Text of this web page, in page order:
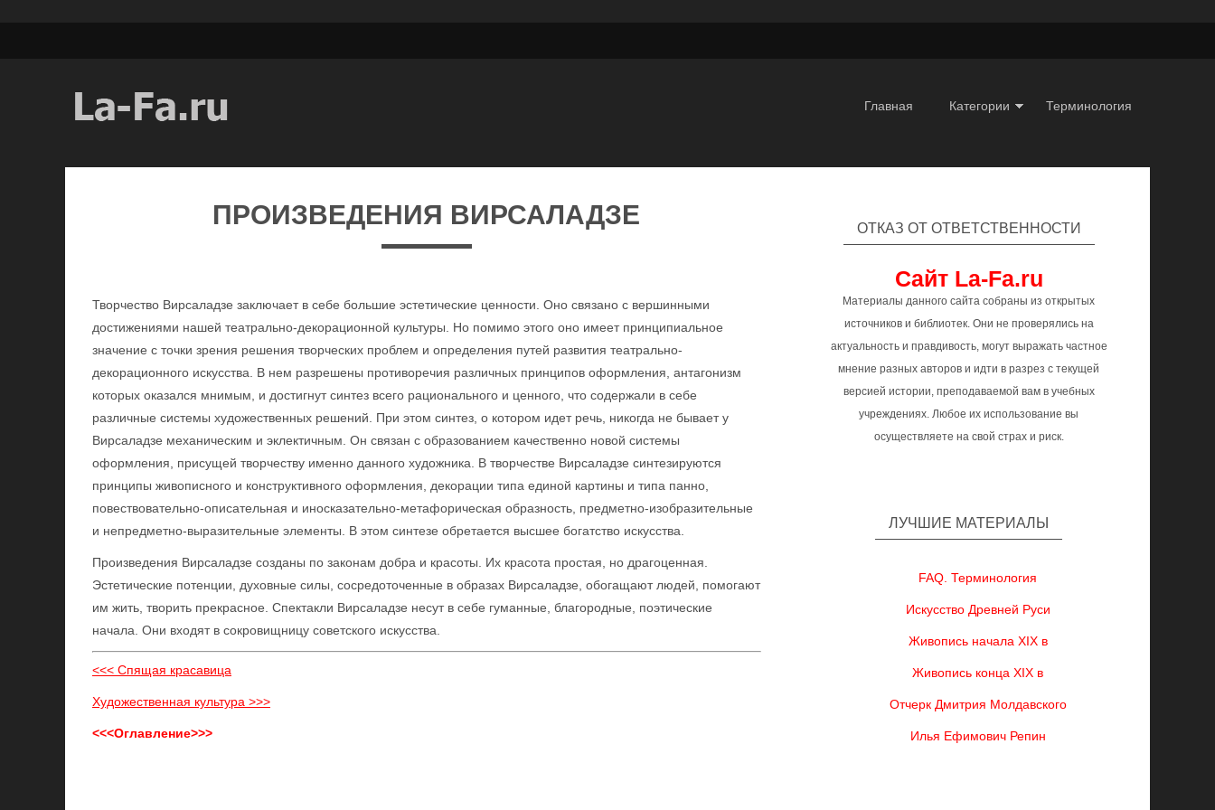
Главная Категории Терминология
ПРОИЗВЕДЕНИЯ ВИРСАЛАДЗЕ
Творчество Вирсаладзе заключает в себе большие эстетические ценности. Оно связано с вершинными
достижениями нашей театрально-декорационной культуры. Но помимо этого оно имеет принципиальное
значение с точки зрения решения творческих проблем и определения путей развития театрально-
декорационного искусства. В нем разрешены противоречия различных принципов оформления, антагонизм
которых оказался мнимым, и достигнут синтез всего рационального и ценного, что содержали в себе
различные системы художественных решений. При этом синтез, о котором идет речь, никогда не бывает у
Вирсаладзе механическим и эклектичным. Он связан с образованием качественно новой системы
оформления, присущей творчеству именно данного художника. В творчестве Вирсаладзе синтезируются
принципы живописного и конструктивного оформления, декорации типа единой картины и типа панно,
повествовательно-описательная и иносказательно-метафорическая образность, предметно-изобразительные
и непредметно-выразительные элементы. В этом синтезе обретается высшее богатство искусства.
Произведения Вирсаладзе созданы по законам добра и красоты. Их красота простая, но драгоценная.
Эстетические потенции, духовные силы, сосредоточенные в образах Вирсаладзе, обогащают людей, помогают
им жить, творить прекрасное. Спектакли Вирсаладзе несут в себе гуманные, благородные, поэтические
начала. Они входят в сокровищницу советского искусства.
<<< Спящая красавица
Художественная культура >>>
<<<Оглавление>>>
ОТКАЗ ОТ ОТВЕТСТВЕННОСТИ
Сайт La-Fa.ru
Материалы данного сайта собраны из открытых
источников и библиотек. Они не проверялись на
актуальность и правдивость, могут выражать частное
мнение разных авторов и идти в разрез с текущей
версией истории, преподаваемой вам в учебных
учреждениях. Любое их использование вы
осуществляете на свой страх и риск.
ЛУЧШИЕ МАТЕРИАЛЫ
FAQ. Терминология
Искусство Древней Руси
Живопись начала XIX в
Живопись конца XIX в
Отчерк Дмитрия Молдавского
Илья Ефимович Репин